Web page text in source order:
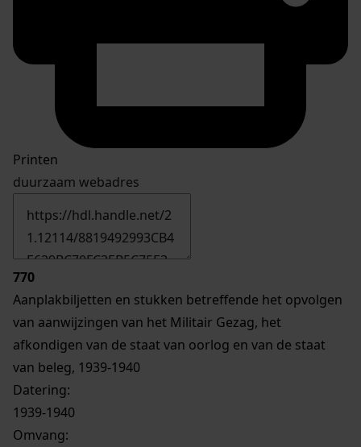
Printen
duurzaam webadres
770
Aanplakbiljetten en stukken betreffende het opvolgen
van aanwijzingen van het Militair Gezag, het
afkondigen van de staat van oorlog en van de staat
van beleg, 1939-1940
Datering:
1939-1940
Omvang: